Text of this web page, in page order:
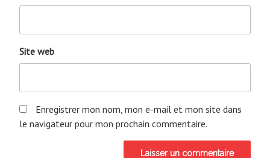
Site web
Enregistrer mon nom, mon e-mail et mon site dans
le navigateur pour mon prochain commentaire.